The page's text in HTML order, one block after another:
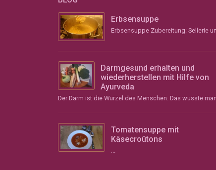
Erbsensuppe
Darmgesund erhalten und
wiederherstellen mit Hilfe von
Ayurveda
Tomatensuppe mit
Käsecroûtons
...